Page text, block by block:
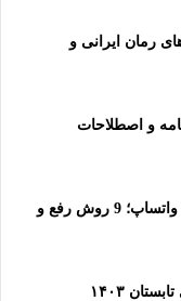
رمان ایرانی و
و اصطلاحات
نحوه تشخیص هک شدن واتساپ؛ 9 روش رفع و
۱۴۰۳